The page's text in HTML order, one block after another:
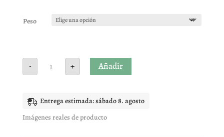
5 en base
a
Peso
- masticable+ Añadir
Entrega estimada: sábado 8. agosto
Imágenes reales de producto